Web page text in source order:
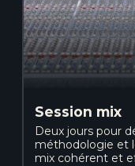
Session mix
Deux jours pour
méthodologie et
mix cohérent et